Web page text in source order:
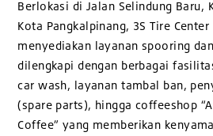
Berlokasi di Jalan Selindung Baru,
Kota Pangkalpinang, 3S Tire
menyediakan layanan spooring
dilengkapi dengan berbagai
car wash, layanan tambal ban,
(spare parts), hingga coffeeshop
Coffee” yang memberikan